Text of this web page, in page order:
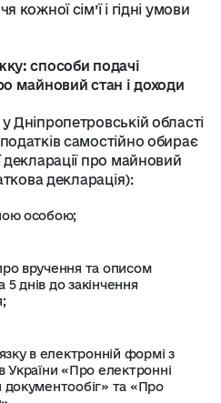
кожної сім’ї і гідні умови
способи подачі
майновий стан і доходи
Дніпропетровській області
самостійно обирає
декларації про майновий
декларація):
особою;
вручення та описом
5 днів до закінчення
в електронній формі з
України «Про електронні
та «Про